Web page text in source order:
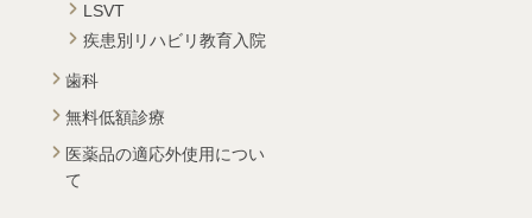
LSVT
疾患別リハビリ教育入院
歯科
無料低額診療
医薬品の適応外使用につい
て